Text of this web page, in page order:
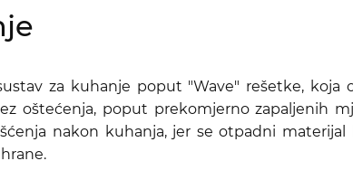
za kuhanje poput "Wave" rešetke,
oštećenja, poput prekomjerno zapaljenih
nakon kuhanja, jer se otpadni